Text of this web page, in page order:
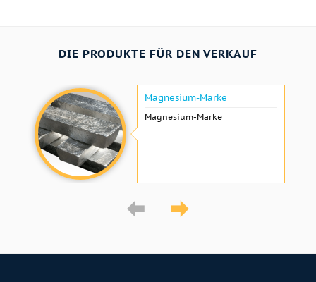
DIE PRODUKTE FÜR DEN VERKAUF
Magnesium-Marke
Magnesium-Marke